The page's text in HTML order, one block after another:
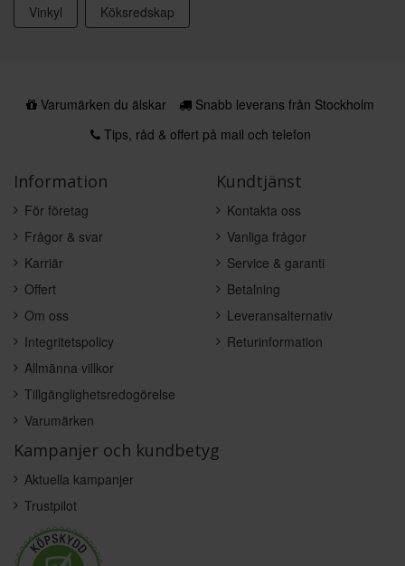
Vinkyl Köksredskap
Varumärken du älskar
Snabb leverans från Stockholm
Tips, råd & offert på mail och telefon
Information
För företag
Frågor & svar
Karriär
Offert
Om oss
Integritetspolicy
Allmänna villkor
Tillgänglighetsredogörelse
Varumärken
Kundtjänst
Kontakta oss
Vanliga frågor
Service & garanti
Betalning
Leveransalternativ
Returinformation
Kampanjer och kundbetyg
Aktuella kampanjer
Trustpilot